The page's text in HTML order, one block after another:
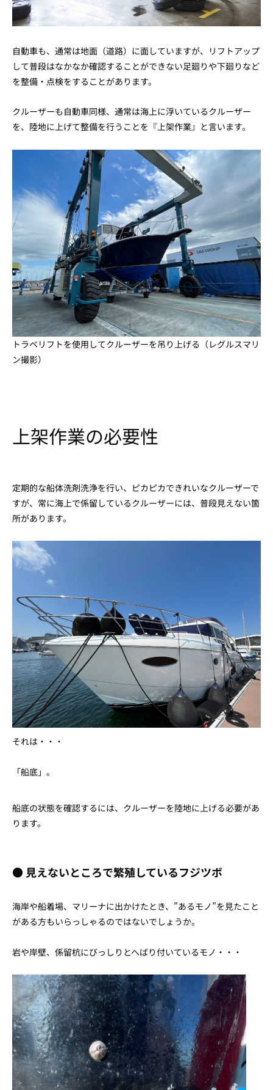
自動車も、通常は地面（道路）に面していますが、リフトアップ
して普段はなかなか確認することができない足廻りや下廻りなど
を整備・点検をすることがあります。
クルーザーも自動車同様、通常は海上に浮いているクルーザー
を、陸地に上げて整備を行うことを『上架作業』と言います。
トラベリフトを使用してクルーザーを吊り上げる（レグルスマリ
ン撮影）
上架作業の必要性
定期的な船体洗剤洗浄を行い、ピカピカできれいなクルーザーで
すが、常に海上で係留しているクルーザーには、普段見えない箇
所があります。
それは・・・
「船底」。
船底の状態を確認するには、クルーザーを陸地に上げる必要があ
ります。
● 見えないところで繁殖しているフジツボ
海岸や船着場、マリーナに出かけたとき、”あるモノ”を見たこと
がある方もいらっしゃるのではないでしょうか。
岩や岸壁、係留杭にびっしりとへばり付いているモノ・・・